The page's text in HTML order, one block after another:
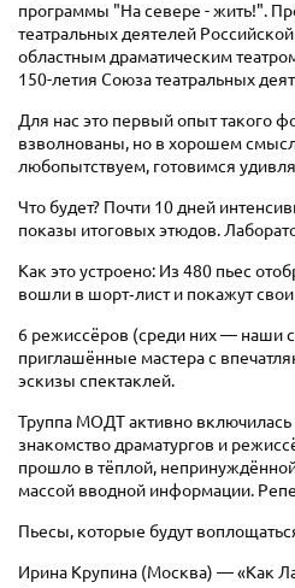
программы "На севере - жить!".
театральных деятелей
областным драматическим
150-летия Союза театральных
Для нас это первый опыт такого
взволнованы, но в хорошем
любопытствуем, готовимся
Что будет? Почти 10 дней
показы итоговых этюдов.
Как это устроено: Из 480 пьес
вошли в шорт‑лист и покажут
6 режиссёров (среди них — наши
приглашённые мастера с
эскизы спектаклей.
Труппа МОДТ активно включилась
знакомство драматургов и
прошло в тёплой,
массой вводной информации.
Пьесы, которые будут
Ирина Крупина (Москва) — «Как